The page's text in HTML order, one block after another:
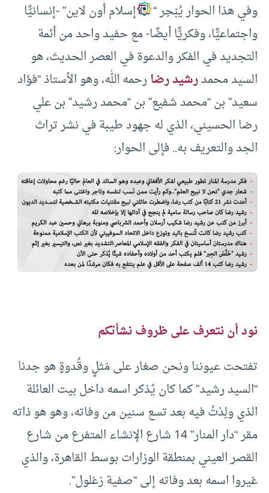
وفي هذا الحوار يُبْحِر “
إسلام أون لاين” -إنسانيًّا
واجتماعيًّا، وفكريًّا أيضًا- مع حفيد واحد من أئمة
التجديد في الفكر والدعوة في العصر الحديث، هو
السيد محمدرشيد رضارحمه الله، وهو الأستاذ “فؤاد
سعيد” بن “محمد شفيع” بن “محمد رشيد” بن علي
رضا الحسيني، الذي له جهود طيبة في نشر تراث
الجد والتعريف به.. فإلى الحوار:
نود أن نتعرف على ظروف نشأتكم
تفتحت عيوننا ونحن صغار على مَثلٍ وقُدوةٍ هو جدنا
“السيد رشيد” كما كان يُذكر اسمه داخل بيت العائلة
الذي ولِدْتُ فيه بعد تسع سنين من وفاته، وهو هو ذاته
مقر “دار المنار” 14 شارع الإنشاء المتفرع من شارع
القصر العيني بمنطقة الوزارات بوسط القاهرة، والذي
غيروا اسمه بعد وفاته إلى “صفية زغلول”.